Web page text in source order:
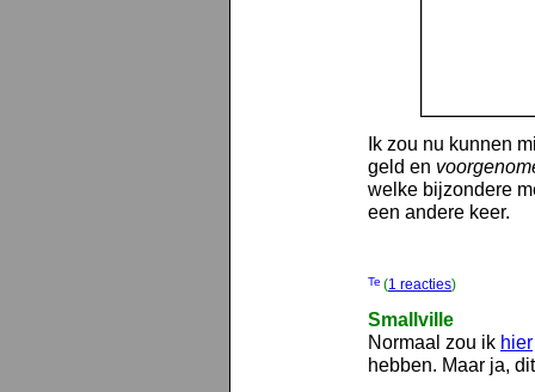
Ik zou nu kunnen
geld en
welke bijzondere
een andere keer.
(1 reacties)
Smallville
Normaal zou ik hier
hebben. Maar ja,